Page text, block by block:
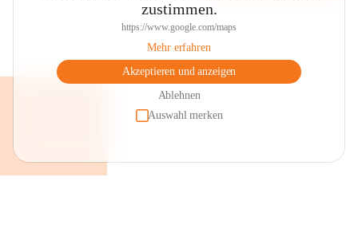
zustimmen.
https://www.google.com/maps
Mehr erfahren
Akzeptieren und anzeigen
Ablehnen
Auswahl merken